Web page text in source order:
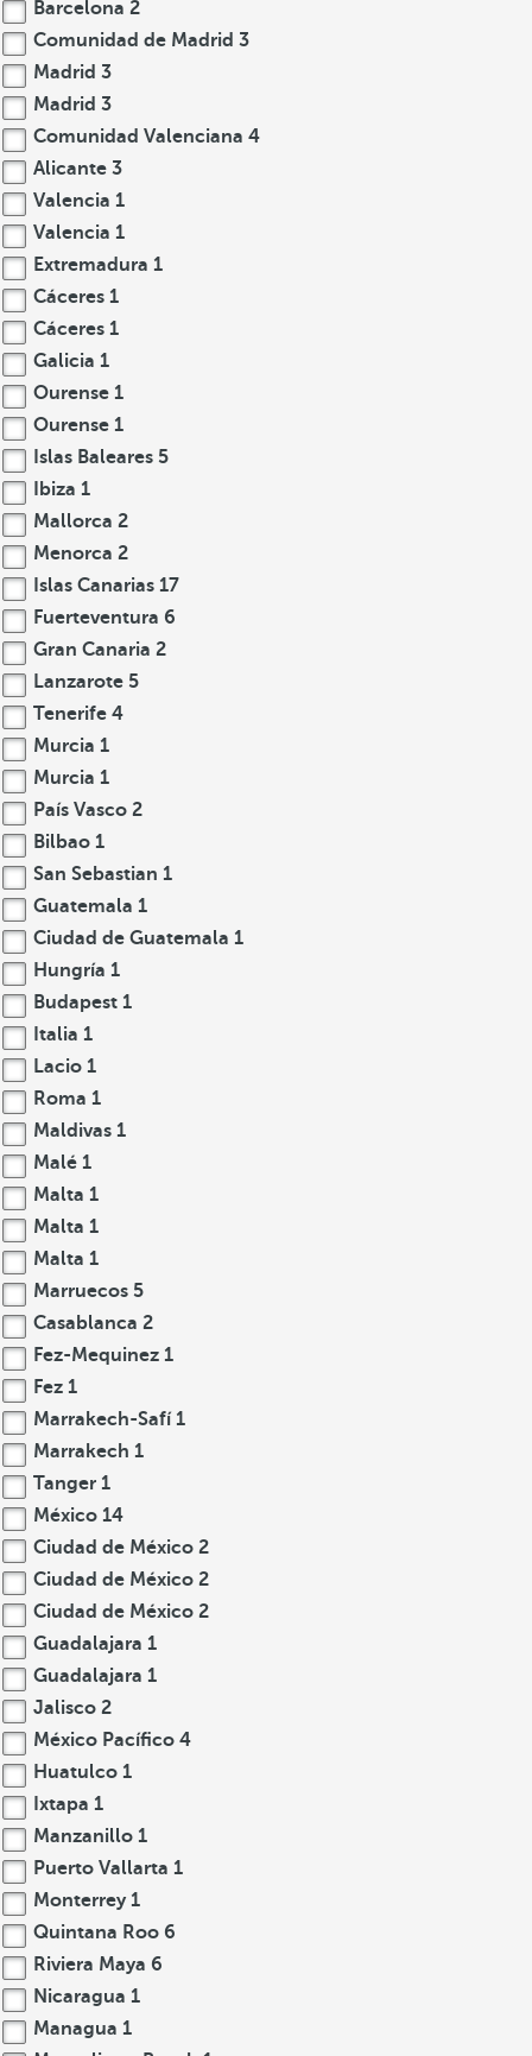
Barcelona 2
Comunidad de Madrid 3
Madrid 3
Madrid 3
Comunidad Valenciana 4
Alicante 3
Valencia 1
Valencia 1
Extremadura 1
Cáceres 1
Cáceres 1
Galicia 1
Ourense 1
Ourense 1
Islas Baleares 5
Ibiza 1
Mallorca 2
Menorca 2
Islas Canarias 17
Fuerteventura 6
Gran Canaria 2
Lanzarote 5
Tenerife 4
Murcia 1
Murcia 1
País Vasco 2
Bilbao 1
San Sebastian 1
Guatemala 1
Ciudad de Guatemala 1
Hungría 1
Budapest 1
Italia 1
Lacio 1
Roma 1
Maldivas 1
Malé 1
Malta 1
Malta 1
Malta 1
Marruecos 5
Casablanca 2
Fez-Mequinez 1
Fez 1
Marrakech-Safí1
Marrakech 1
Tanger 1
México 14
Ciudad de México 2
Ciudad de México 2
Ciudad de México 2
Guadalajara 1
Guadalajara 1
Jalisco 2
México Pacífico 4
Huatulco 1
Ixtapa 1
Manzanillo 1
Puerto Vallarta 1
Monterrey 1
Quintana Roo 6
Riviera Maya 6
Nicaragua 1
Managua 1